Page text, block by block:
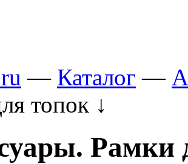
— Каталог —
топок ↓
Рамки